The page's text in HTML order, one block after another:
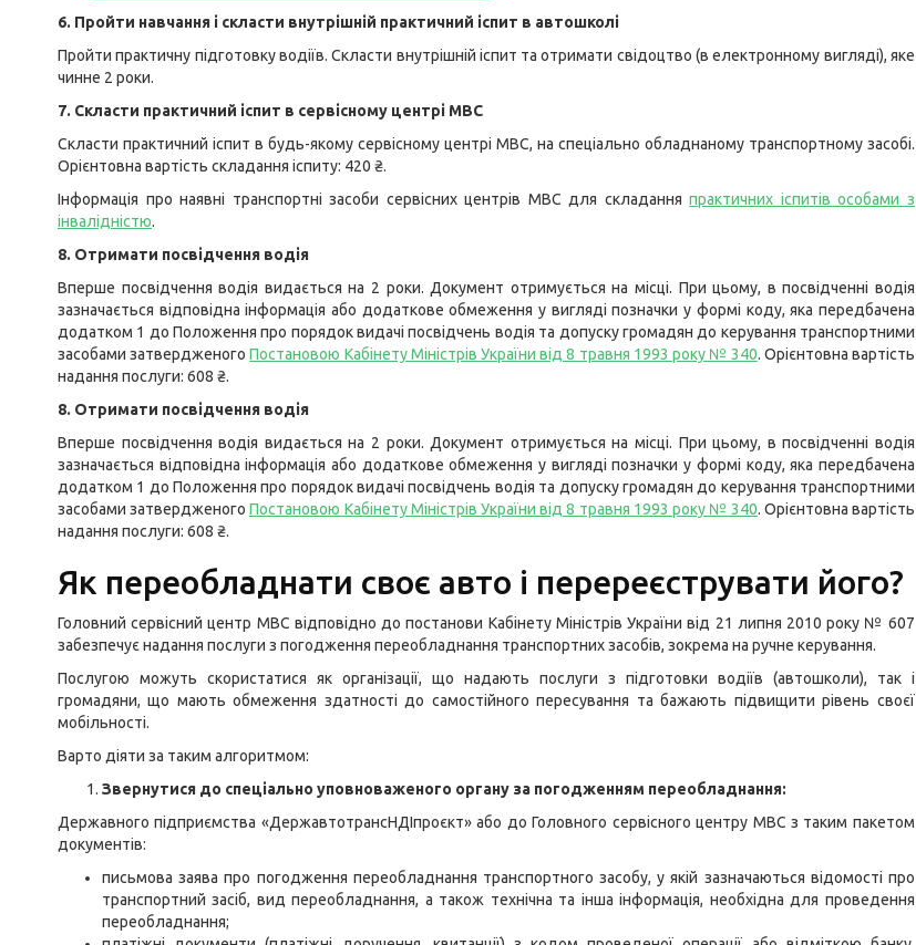
6. Пройти навчання і скласти внутрішній практичний іспит в автошколі
Пройти практичну підготовку водіїв. Скласти внутрішній іспит та отримати свідоцтво (в електронному вигляді), яке
чинне 2 роки.
7. Скласти практичний іспит в сервісному центрі МВС
Скласти практичний іспит в будь-якому сервісному центрі МВС, на спеціально обладнаному транспортному засобі.
Орієнтовна вартість складання іспиту: 420 ₴.
Інформація про наявні транспортні засоби сервісних центрів МВС для складанняпрактичних іспитів особами з
інвалідністю.
8. Отримати посвідчення водія
Вперше посвідчення водія видається на 2 роки. Документ отримується на місці. При цьому, в посвідченні водія
зазначається відповідна інформація або додаткове обмеження у вигляді позначки у формі коду, яка передбачена
додатком 1 до Положення про порядок видачі посвідчень водія та допуску громадян до керування транспортними
засобами затвердженогоПостановою Кабінету Міністрів України від 8 травня 1993 року № 340. Орієнтовна вартість
надання послуги: 608 ₴.
8. Отримати посвідчення водія
Вперше посвідчення водія видається на 2 роки. Документ отримується на місці. При цьому, в посвідченні водія
зазначається відповідна інформація або додаткове обмеження у вигляді позначки у формі коду, яка передбачена
додатком 1 до Положення про порядок видачі посвідчень водія та допуску громадян до керування транспортними
засобами затвердженогоПостановою Кабінету Міністрів України від 8 травня 1993 року № 340. Орієнтовна вартість
надання послуги: 608 ₴.
Як переобладнати своє авто і перереєструвати його?
Головний сервісний центр МВС відповідно до постанови Кабінету Міністрів України від 21 липня 2010 року № 607
забезпечує надання послуги з погодження переобладнання транспортних засобів, зокрема на ручне керування.
Послугою можуть скористатися як організації, що надають послуги з підготовки водіїв (автошколи), так і
громадяни, що мають обмеження здатності до самостійного пересування та бажають підвищити рівень своєї
мобільності.
Варто діяти за таким алгоритмом:
Звернутися до спеціально уповноваженого органу за погодженням переобладнання:
Державного підприємства «ДержавтотрансНДІпроєкт» або до Головного сервісного центру МВС з таким пакетом
документів:
письмова заява про погодження переобладнання транспортного засобу, у якій зазначаються відомості про
транспортний засіб, вид переобладнання, а також технічна та інша інформація, необхідна для проведення
переобладнання;